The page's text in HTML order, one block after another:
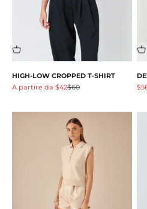
HIGH-LOW CROPPED T-SHIRT
Prezzo scontato
A partire da $42Prezzo
$60